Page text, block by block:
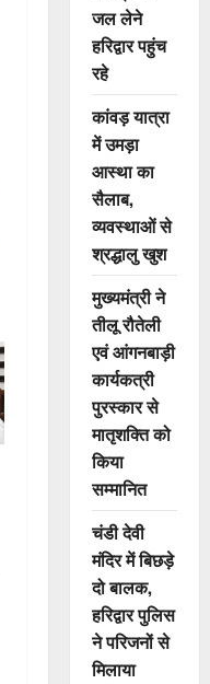
जल लेने
हरिद्वार पहुंच
रहे
कांवड़ यात्रा
में उमड़ा
आस्था का
सैलाब,
व्यवस्थाओं से
श्रद्धालु खुश
मुख्यमंत्री ने
तीलू रौतेली
एवं आंगनबाड़ी
कार्यकत्री
पुरस्कार से
मातृशक्ति को
किया
सम्मानित
चंडी देवी
मंदिर में बिछड़े
दो बालक,
हरिद्वार पुलिस
ने परिजनों से
मिलाया